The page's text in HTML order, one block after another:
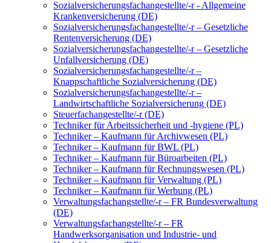
Sozialversicherungsfachangestellte/-r - Allgemeine
Krankenversicherung (DE)
Sozialversicherungsfachangestellte/-r – Gesetzliche
Rentenversicherung (DE)
Sozialversicherungsfachangestellte/-r – Gesetzliche
Unfallversicherung (DE)
Sozialversicherungsfachangestellte/-r –
Knappschaftliche Sozialversicherung (DE)
Sozialversicherungsfachangestellte/-r –
Landwirtschaftliche Sozialversicherung (DE)
Steuerfachangestellte/-r (DE)
Techniker für Arbeitssicherheit und -hygiene (PL)
Techniker – Kaufmann für Archivwesen (PL)
Techniker – Kaufmann für BWL (PL)
Techniker – Kaufmann für Büroarbeiten (PL)
Techniker – Kaufmann für Rechnungswesen (PL)
Techniker – Kaufmann für Verwaltung (PL)
Techniker – Kaufmann für Werbung (PL)
Verwaltungsfachangstellte/-r – FR Bundesverwaltung
(DE)
Verwaltungsfachangstellte/-r – FR
Handwerksorganisation und Industrie- und